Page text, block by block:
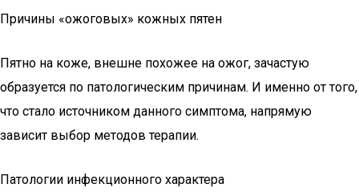
Причины «ожоговых» кожных пятен
Пятно на коже, внешне похожее на ожог, зачастую
образуется по патологическим причинам. И именно от того,
что стало источником данного симптома, напрямую
зависит выбор методов терапии.
Патологии инфекционного характера